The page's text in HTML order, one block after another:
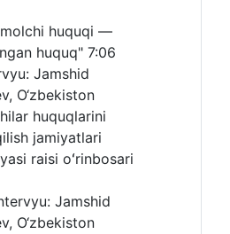
huquqi —
huquq" 7:06
Jamshid
O‘zbekiston
huquqlarini
jamiyatlari
raisi oʻrinbosari
Jamshid
O‘zbekiston